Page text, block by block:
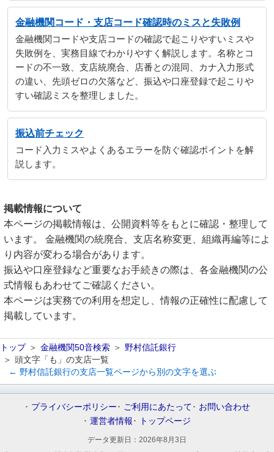
金融機関コード・支店コード確認時のミスと失敗例
金融機関コードや支店コードの確認で起こりやすいミスや
失敗例を、実務目線でわかりやすく解説します。名称とコ
ードの不一致、支店統廃合、店番との混同、カナ入力形式
の違い、先頭ゼロの欠落など、振込や口座登録で起こりや
すい確認ミスを整理しました。
振込前チェック
コード入力ミスやよくあるエラーを防ぐ確認ポイントを解
説します。
掲載情報について
本ページの掲載情報は、公開資料等をもとに確認・整理して
います。 金融機関の統廃合、支店名称変更、組織再編等によ
り内容が変わる場合があります。
振込や口座登録など重要なお手続きの際は、各金融機関の公
式情報もあわせてご確認ください。
本ページは実務での利用を想定し、情報の正確性に配慮して
掲載しています。
トップ 金融機関50音検索
野村信託銀行
頭文字「も」の支店一覧
← 野村信託銀行の支店一覧ページから別の文字を選ぶ
プライバシーポリシー ご利用にあたって
お問い合わせ
運営者情報
トップページ
データ更新日： 2026年8月3日